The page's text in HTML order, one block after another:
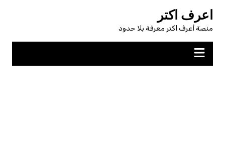
المحتوى
اعرف اكتر
منصة أعرف اكتر معرفة بلا حدود